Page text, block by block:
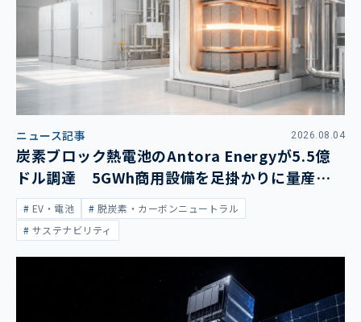
ニュース記事 2026.08.04
炭素ブロック熱電池のAntora Energyが5.5億
ドル調達 5GWh商用設備を足掛かりに量産拡
大EV・電池
脱炭素・カーボンニュートラル
サステナビリティ